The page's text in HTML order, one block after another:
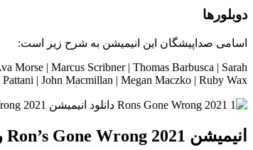
دوبلورها
اسامی صداپیشگان این انیمیشن به شرح زیر است:
Morse | Marcus Scribner | Thomas Barbusca | Sarah
| John Macmillan | Megan Maczko | Ruby Wax
انیمیشن Ron’s Gone Wrong 2021 ران اشتباه رفته